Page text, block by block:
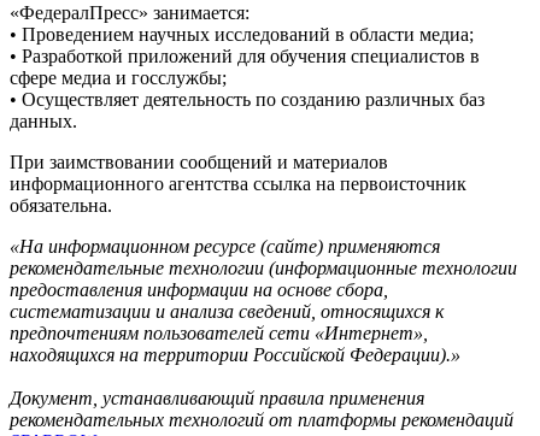
«ФедералПресс» занимается:
• Проведением научных исследований в области медиа;
• Разработкой приложений для обучения специалистов в
сфере медиа и госслужбы;
• Осуществляет деятельность по созданию различных баз
данных.
При заимствовании сообщений и материалов
информационного агентства ссылка на первоисточник
обязательна.
«На информационном ресурсе (сайте) применяются
рекомендательные технологии (информационные технологии
предоставления информации на основе сбора,
систематизации и анализа сведений, относящихся к
предпочтениям пользователей сети «Интернет»,
находящихся на территории Российской Федерации).»
Документ, устанавливающий правила применения
рекомендательных технологий от платформы рекомендаций